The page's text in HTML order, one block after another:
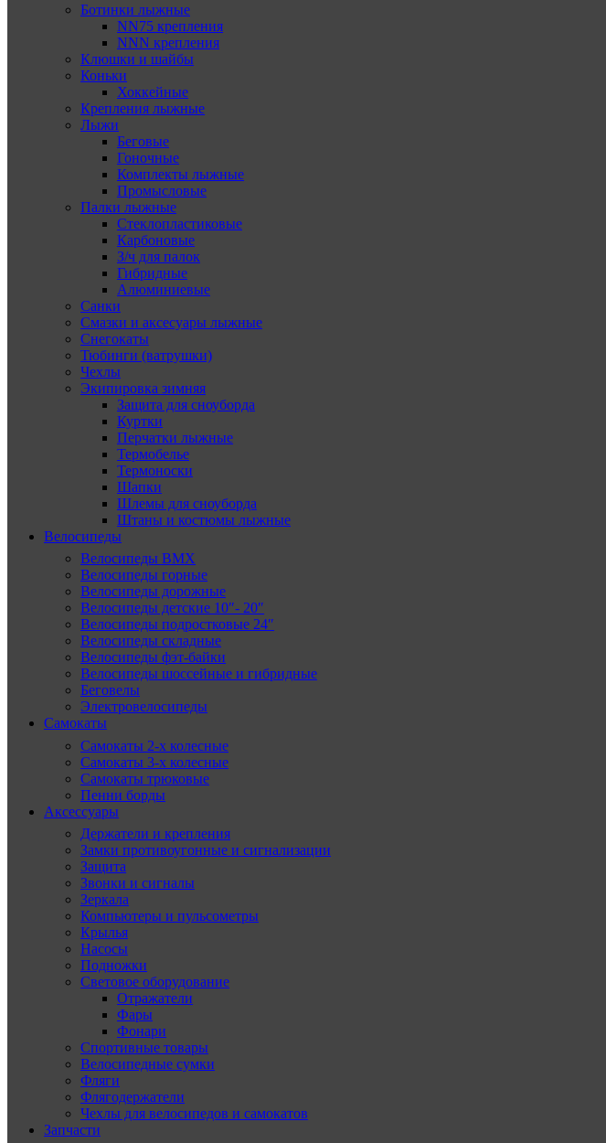
Ботинки лыжные
NN75 крепления
NNN крепления
Клюшки и шайбы
Коньки
Хоккейные
Крепления лыжные
Лыжи
Беговые
Гоночные
Комплекты лыжные
Промысловые
Палки лыжные
Стеклопластиковые
Карбоновые
З/ч для палок
Гибридные
Алюминиевые
Санки
Смазки и аксесуары лыжные
Снегокаты
Тюбинги (ватрушки)
Чехлы
Экипировка зимняя
Защита для сноуборда
Куртки
Перчатки лыжные
Термобелье
Термоноски
Шапки
Шлемы для сноуборда
Штаны и костюмы лыжные
Велосипеды
Велосипеды BMX
Велосипеды горные
Велосипеды дорожные
Велосипеды детские 10″- 20″
Велосипеды подростковые 24″
Велосипеды складные
Велосипеды фэт-байки
Велосипеды шоссейные и гибридные
Беговелы
Электровелосипеды
Самокаты
Самокаты 2-х колесные
Самокаты 3-х колесные
Самокаты трюковые
Пенни борды
Аксессуары
Держатели и крепления
Замки противоугонные и сигнализации
Защита
Звонки и сигналы
Зеркала
Компьютеры и пульсометры
Крылья
Насосы
Подножки
Световое оборудование
Отражатели
Фары
Фонари
Спортивные товары
Велосипедные сумки
Фляги
Флягодержатели
Чехлы для велосипедов и самокатов
Запчасти